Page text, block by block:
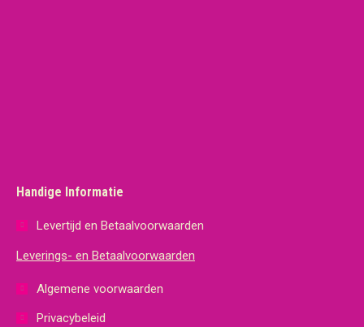
Handige Informatie
Levertijd en Betaalvoorwaarden
Leverings- en Betaalvoorwaarden
Algemene voorwaarden
Privacybeleid